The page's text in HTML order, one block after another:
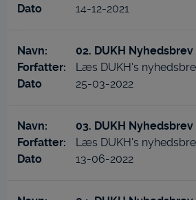
14-12-2021
02. DUKH
Læs DUKH's
25-03-2022
03. DUKH
Læs DUKH's
13-06-2022